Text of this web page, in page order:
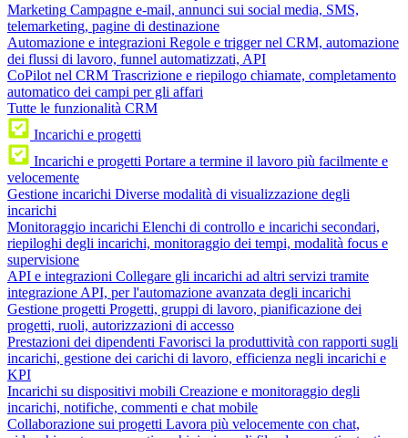
Marketing Campagne e-mail, annunci sui social media, SMS,
telemarketing, pagine di destinazione
Automazione e integrazioni Regole e trigger nel CRM, automazione
dei flussi di lavoro, funnel automatizzati, API
CoPilot nel CRM Trascrizione e riepilogo chiamate, completamento
automatico dei campi per gli affari
Tutte le funzionalità CRM
Incarichi e progetti
Incarichi e progetti Portare a termine il lavoro più facilmente e
velocemente
Gestione incarichi Diverse modalità di visualizzazione degli
incarichi
Monitoraggio incarichi Elenchi di controllo e incarichi secondari,
riepiloghi degli incarichi, monitoraggio dei tempi, modalità focus e
supervisione
API e integrazioni Collegare gli incarichi ad altri servizi tramite
integrazione API, per l'automazione avanzata degli incarichi
Gestione progetti Progetti, gruppi di lavoro, pianificazione dei
progetti, ruoli, autorizzazioni di accesso
Prestazioni dei dipendenti Favorisci la produttività con rapporti sugli
incarichi, gestione dei carichi di lavoro, efficienza negli incarichi e
KPI
Incarichi su dispositivi mobili Creazione e monitoraggio degli
incarichi, notifiche, commenti e chat mobile
Collaborazione sui progetti Lavora più velocemente con chat,